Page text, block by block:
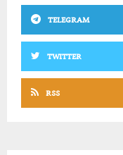
TELEGRAM
TWITTER
RSS